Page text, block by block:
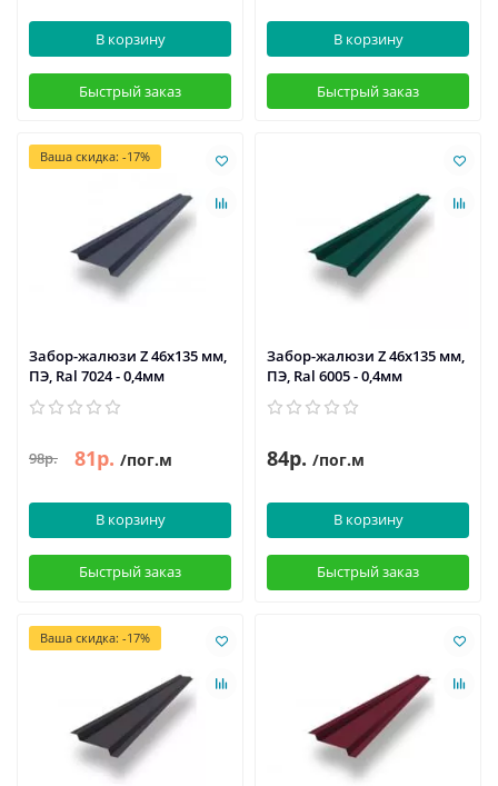
В корзину
Быстрый заказ
В корзину
Быстрый заказ
Ваша скидка: -17%
Забор-жалюзи Z 46х135 мм,
ПЭ, Ral 7024 - 0,4мм
98р. 81р. /пог.м
В корзину
Быстрый заказ
Забор-жалюзи Z 46х135 мм,
ПЭ, Ral 6005 - 0,4мм
84р. /пог.м
В корзину
Быстрый заказ
Ваша скидка: -17%